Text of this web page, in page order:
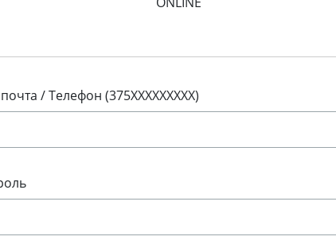
/ Телефон (375XXXXXXXXX)